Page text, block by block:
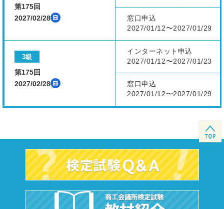
第175回
2027/02/28
窓口申込
2027/01/12〜2027/01/29
3級
第175回
2027/02/28
インターネット申込
2027/01/12〜2027/01/23
窓口申込
2027/01/12〜2027/01/29